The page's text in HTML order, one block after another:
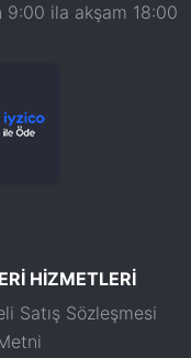
9:00 ila akşam 18:00
HİZMETLERİ
Satış Sözleşmesi